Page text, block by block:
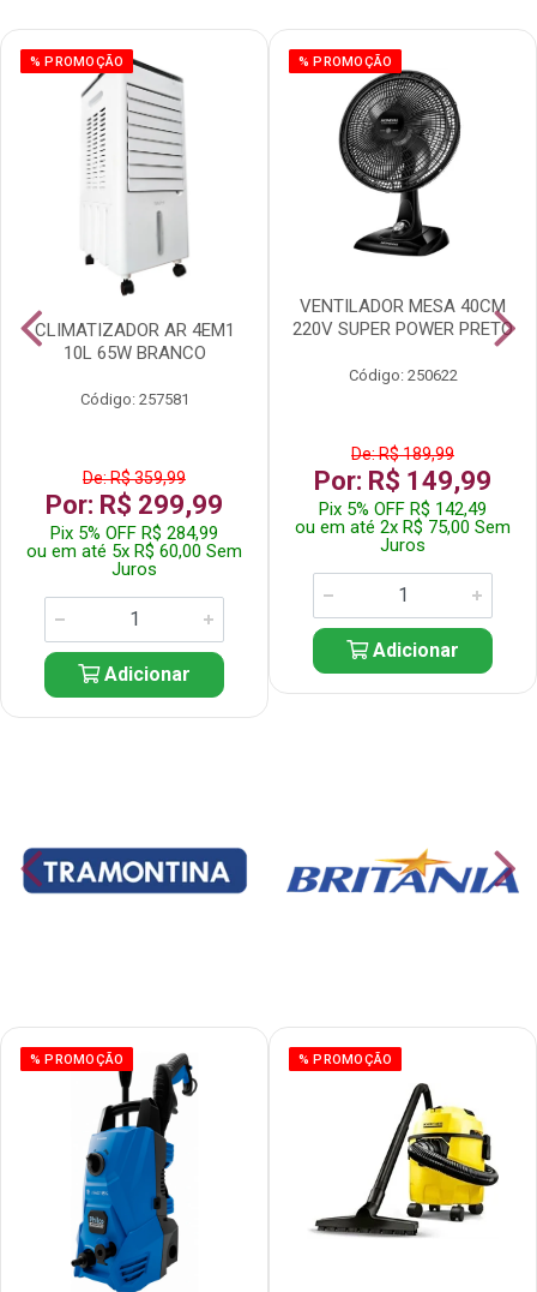
% PROMOÇÃO
CLIMATIZADOR AR 4EM1
10L 65W BRANCO
Código: 257581
De: R$ 359,99
Por: R$ 299,99
Pix 5% OFF R$ 284,99
ou em até 5x R$ 60,00 Sem
Juros
Adicionar
% PROMOÇÃO
VENTILADOR MESA 40CM
220V SUPER POWER PRETO
Código: 250622
De: R$ 189,99
Por: R$ 149,99
Pix 5% OFF R$ 142,49
ou em até 2x R$ 75,00 Sem
Juros
Adicionar
% PROMOÇÃO % PROMOÇÃO